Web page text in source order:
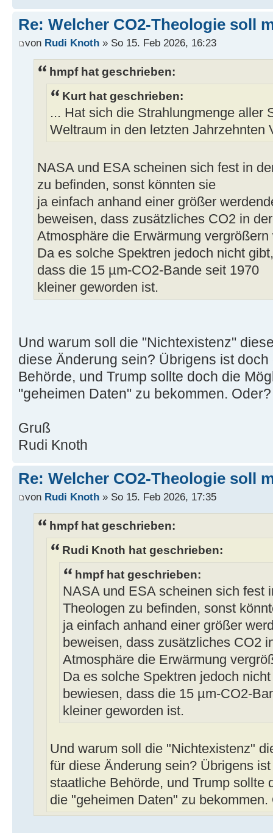
Re: Welcher CO2-Theologie soll
von Rudi Knoth » So 15. Feb 2026, 16:23
hmpf hat geschrieben:
Kurt hat geschrieben:
... Hat sich die Strahlungmenge aller
Weltraum in den letzten Jahrzehnten
NASA und ESA scheinen sich fest in
zu befinden, sonst könnten sie
ja einfach anhand einer größer
beweisen, dass zusätzliches CO2 in der
Atmosphäre die Erwärmung vergrößern
Da es solche Spektren jedoch nicht
dass die 15 µm-CO2-Bande seit 1970
kleiner geworden ist.
Und warum soll die "Nichtexistenz"
diese Änderung sein? Übrigens ist
Behörde, und Trump sollte doch die
"geheimen Daten" zu bekommen. Oder?
Gruß
Rudi Knoth
Re: Welcher CO2-Theologie soll
von Rudi Knoth » So 15. Feb 2026, 17:35
hmpf hat geschrieben:
Rudi Knoth hat geschrieben:
hmpf hat geschrieben:
NASA und ESA scheinen sich fest
Theologen zu befinden, sonst
ja einfach anhand einer größer
beweisen, dass zusätzliches CO2
Atmosphäre die Erwärmung
Da es solche Spektren jedoch
bewiesen, dass die 15 µm-CO2-
kleiner geworden ist.
Und warum soll die "Nichtexistenz"
für diese Änderung sein? Übrigens
staatliche Behörde, und Trump sollte
die "geheimen Daten" zu bekommen.